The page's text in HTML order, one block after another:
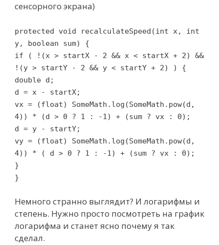
сенсорного экрана)
protected void recalculateSpeed(int x, int
y, boolean sum) {
if ( !(x > startX - 2 && x < startX + 2) &&
!(y > startY - 2 && y < startY + 2) ) {
double d;
d = x - startX;
vx = (float) SomeMath.log(SomeMath.pow(d,
4)) * (d > 0 ? 1 : -1) + (sum ? vx : 0);
d = y - startY;
vy = (float) SomeMath.log(SomeMath.pow(d,
4)) * ( d > 0 ? 1 : -1) + (sum ? vx : 0);
}
}
Немного странно выглядит? И логарифмы и
степень. Нужно просто посмотреть на график
логарифма и станет ясно почему я так
сделал.